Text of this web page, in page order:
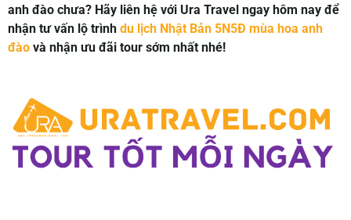
anh đào chưa? Hãy liên hệ với Ura Travel ngay hôm nay để
nhận tư vấn lộ trìnhdu lịch Nhật Bản 5N5Đ mùa hoa anh
đào và nhận ưu đãi tour sớm nhất nhé!